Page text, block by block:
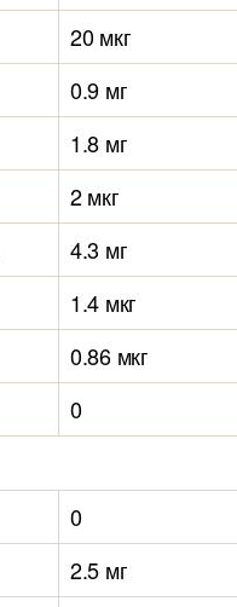
20 мкг
0.9 мг
1.8 мг
2 мкг
4.3 мг
1.4 мкг
0.86 мкг
0
0
2.5 мг